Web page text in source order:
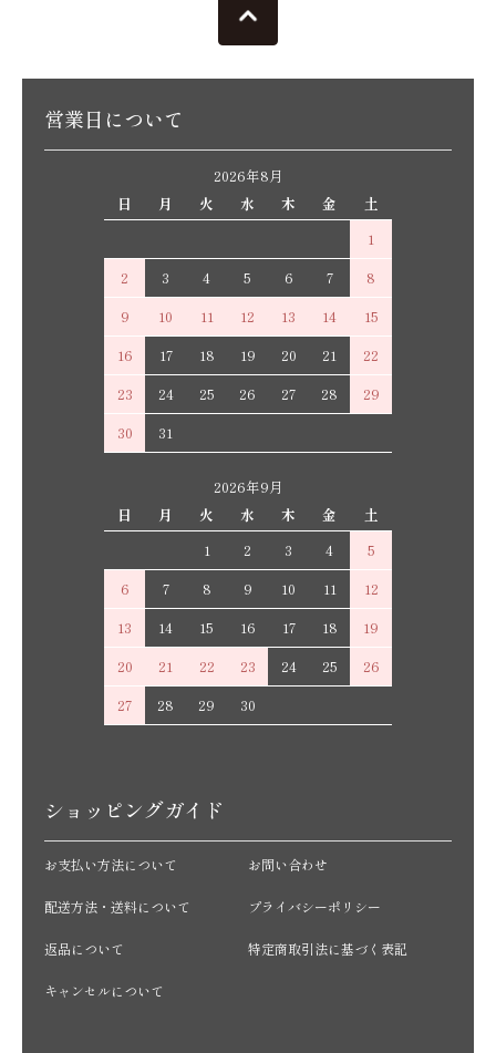
営業日について
2026年8月
日
月 火 水 木 金
土
1
2
3 4 5 6 7
8
9
10 11 12 13 14
15
16
17 18 19 20 21
22
23
24 25 26 27 28
29
30
31
2026年9月
日
月 火 水 木 金
土
1
2 3 4
5
6
7 8 9 10 11
12
13
14 15 16 17 18
19
20
21 22 23 24 25
26
27
28 29 30
ショッピングガイド
お支払い方法について
配送方法・送料について
返品について
キャンセルについて
お問い合わせ
プライバシーポリシー
特定商取引法に基づく表記